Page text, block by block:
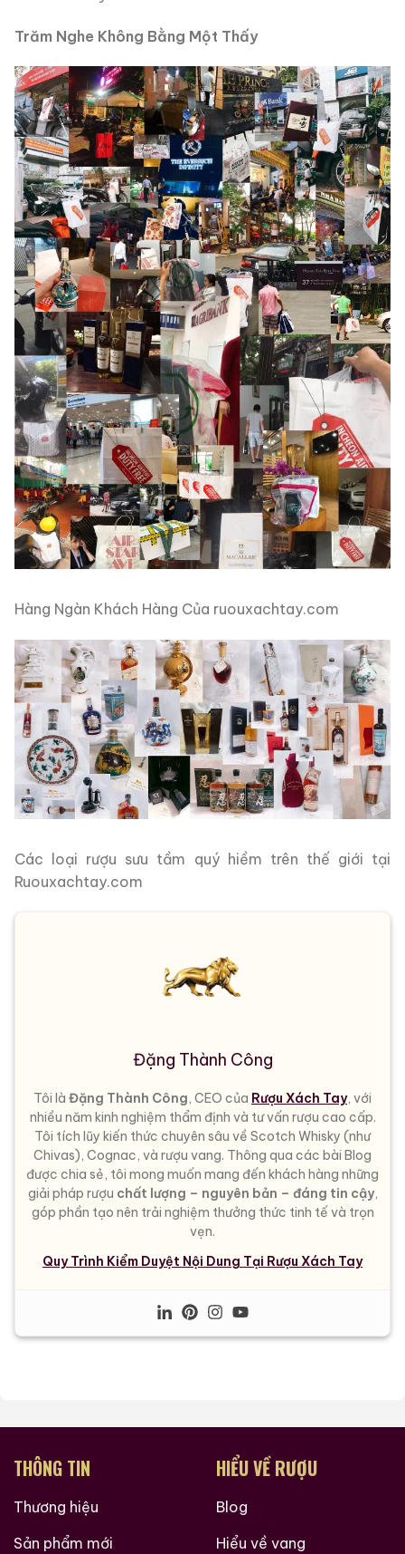
Trăm Nghe Không Bằng Một Thấy
Hàng Ngàn Khách Hàng Của ruouxachtay.com
Các loại rượu sưu tầm quý hiềm trên thế giới tại
Ruouxachtay.com
Đặng Thành Công
Tôi là Đặng Thành Công, CEO của Rượu Xách Tay, với
nhiều năm kinh nghiệm thẩm định và tư vấn rượu cao cấp.
Tôi tích lũy kiến thức chuyên sâu về Scotch Whisky (như
Chivas), Cognac, và rượu vang. Thông qua các bài Blog
được chia sẻ, tôi mong muốn mang đến khách hàng những
giải pháp rượu chất lượng – nguyên bản – đáng tin cậy,
góp phần tạo nên trải nghiệm thưởng thức tinh tế và trọn
vẹn.
Quy Trình Kiểm Duyệt Nội Dung Tại Rượu Xách Tay
THÔNG TIN
Thương hiệu
Sản phẩm mới
HIỂU VỀ RƯỢU
Blog
Hiểu về vang